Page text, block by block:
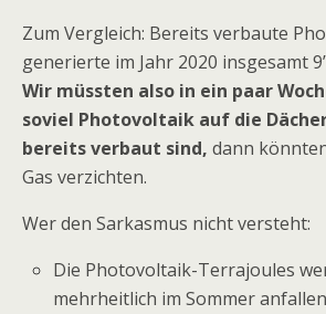
Zum Vergleich: Bereits verbaute
generierte im Jahr 2020 insgesamt
Wir müssten also in ein paar
soviel Photovoltaik auf die
bereits verbaut sind, dann
Gas verzichten.
Wer den Sarkasmus nicht versteht:
Die Photovoltaik-Terrajoules
mehrheitlich im Sommer